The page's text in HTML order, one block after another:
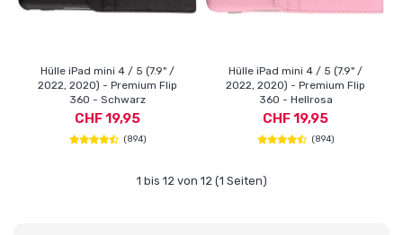
Hülle iPad mini 4 / 5 (7.9" /
2022, 2020) - Premium Flip
360 - Schwarz
CHF 19,95
(894)
Hülle iPad mini 4 / 5 (7.9" /
2022, 2020) - Premium Flip
360 - Hellrosa
CHF 19,95
(894)
1 bis 12 von 12 (1 Seiten)